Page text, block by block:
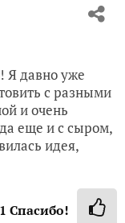
Я давно уже
с разными
и очень
еще и с сыром,
идея,
1 Спасибо!